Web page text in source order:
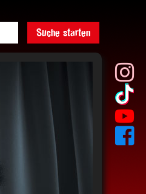
Suche starten